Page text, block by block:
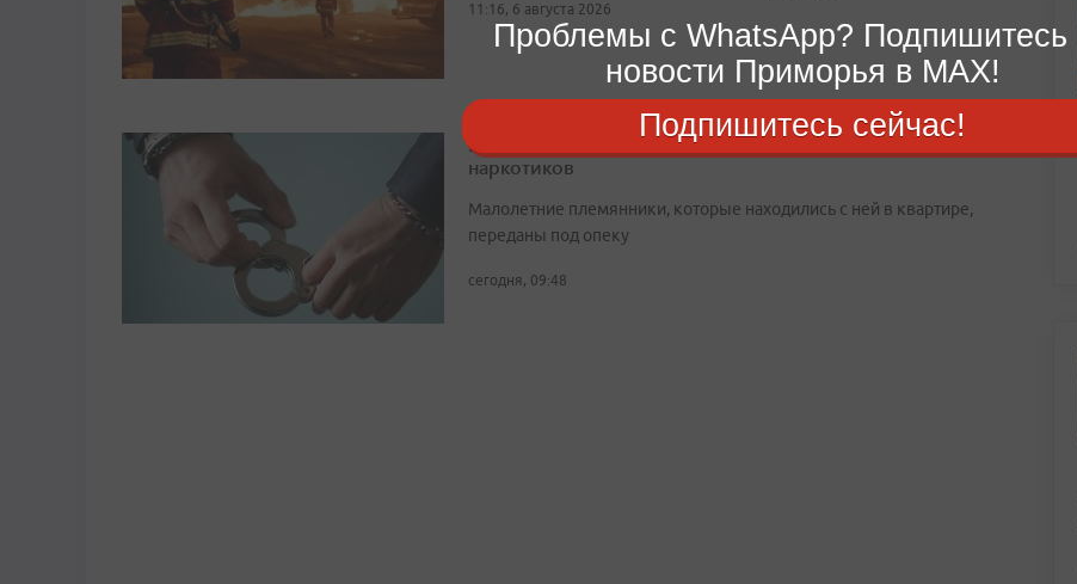
11:16, 6 августа 2026
Во Владивостоке задержали женщину с крупной партией
наркотиков
Малолетние племянники, которые находились с ней в квартире,
переданы под опеку
сегодня, 09:48
Проблемы с WhatsApp? Подпишитесь
новости Приморья в MAX!
Подпишитесь сейчас!